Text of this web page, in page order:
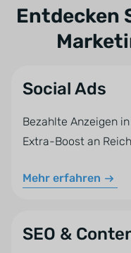
Entdecken
Social Ads
Bezahlte Anzeigen
Extra-Boost an
Mehr erfahren
SEO &